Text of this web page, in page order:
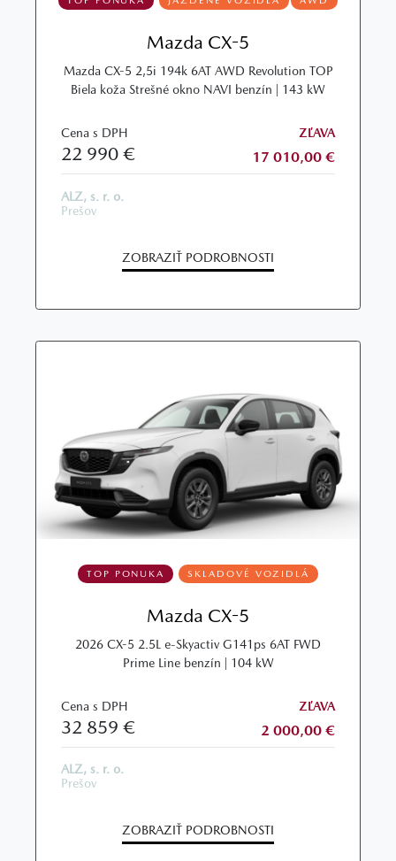
Mazda CX-5
Mazda CX-5 2,5i 194k 6AT AWD Revolution TOP
Biela koža Strešné okno NAVI benzín | 143 kW
Cena s DPH
22 990 €
ZĽAVA
17 010,00 €
ALZ, s. r. o.
Prešov
ZOBRAZIŤ PODROBNOSTI
TOP PONUKA SKLADOVÉ VOZIDLÁ
Mazda CX-5
2026 CX-5 2.5L e-Skyactiv G141ps 6AT FWD
Prime Line benzín | 104 kW
Cena s DPH
32 859 €
ZĽAVA
2 000,00 €
ALZ, s. r. o.
Prešov
ZOBRAZIŤ PODROBNOSTI